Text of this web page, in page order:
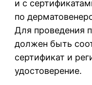
и с
по
Для проведения
должен быть
сертификат и
удостоверение.